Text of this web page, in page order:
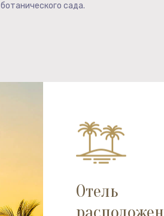
ботанического сада.
Отель
расположен